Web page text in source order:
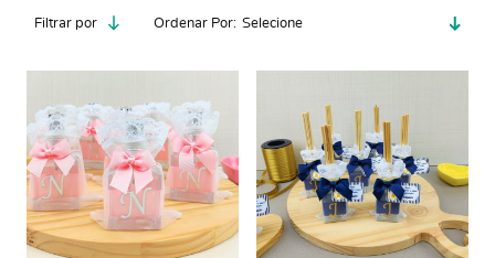
Filtrar por Ordenar Por Selecione